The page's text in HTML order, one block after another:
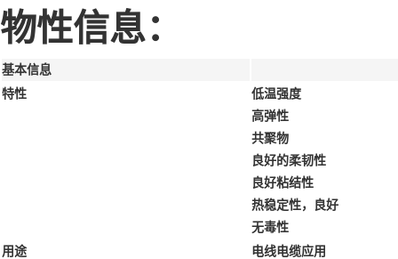
物性信息：
基本信息
特性
低温强度
高弹性
共聚物
良好的柔韧性
良好粘结性
热稳定性，良好
无毒性
用途
电线电缆应用